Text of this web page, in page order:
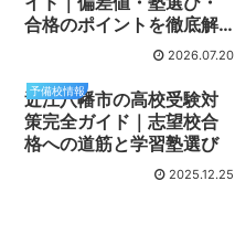
合格のポイントを徹底解
2026.07.20
予備校情報
近江八幡市の高校受験対
策完全ガイド｜志望校合
格への道筋と学習塾選び
2025.12.25